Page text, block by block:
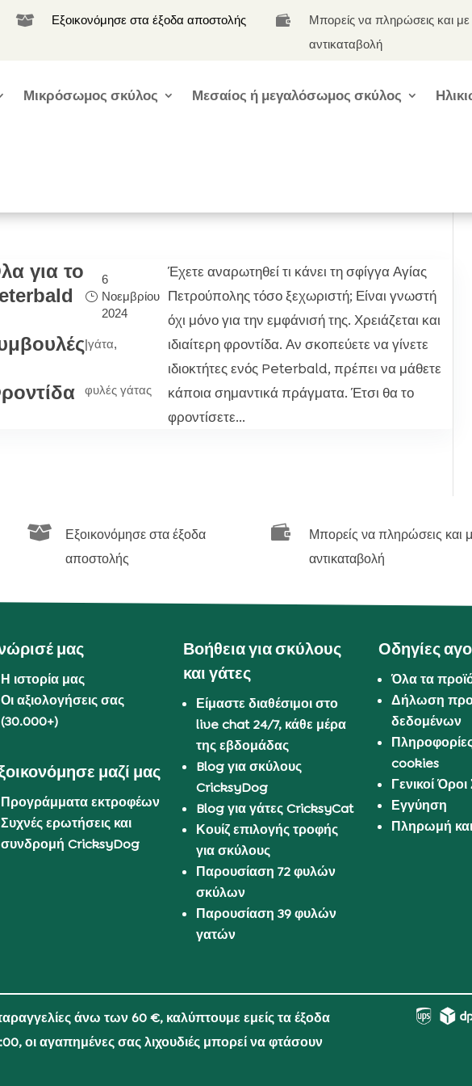
 Εξοικονόμησε στα έξοδα αποστολής 
Μπορείς να πληρώσεις και με
αντικαταβολή
Μικρόσωμος σκύλος Μεσαίος ή μεγαλόσωμος σκύλος
για το
6
Νοεμβρίου
2024
|γάτα,
φυλές γάτας
Έχετε αναρωτηθεί τι κάνει τη σφίγγα Αγίας
Πετρούπολης τόσο ξεχωριστή; Είναι γνωστή
όχι μόνο για την εμφάνισή της. Χρειάζεται και
ιδιαίτερη φροντίδα. Αν σκοπεύετε να γίνετε
ιδιοκτήτες ενός Peterbald, πρέπει να μάθετε
κάποια σημαντικά πράγματα. Έτσι θα το
φροντίσετε...

Εξοικονόμησε στα έξοδα
αποστολής

Μπορείς να πληρώσεις και
αντικαταβολή
μας
Η ιστορία μας
Οι αξιολογήσεις σας
(30.000+)
μαζί μας
Προγράμματα εκτροφέων
Συχνές ερωτήσεις και
συνδρομή CricksyDog
Βοήθεια για σκύλους
και γάτες
Είμαστε διαθέσιμοι στο
live chat 24/7, κάθε μέρα
της εβδομάδας
Blog για σκύλους
CricksyDog
Blog για γάτες CricksyCat
Κουίζ επιλογής τροφής
για σκύλους
Παρουσίαση 72 φυλών
σκύλων
Παρουσίαση 39 φυλών
γατών
Οδηγίες
Όλα τα
Δήλωση
δεδομένων
cookies
Γενικοί
Εγγύηση
Πληρωμή
άνω των 60 €, καλύπτουμε εμείς τα έξοδα
οι αγαπημένες σας λιχουδιές μπορεί να φτάσουν